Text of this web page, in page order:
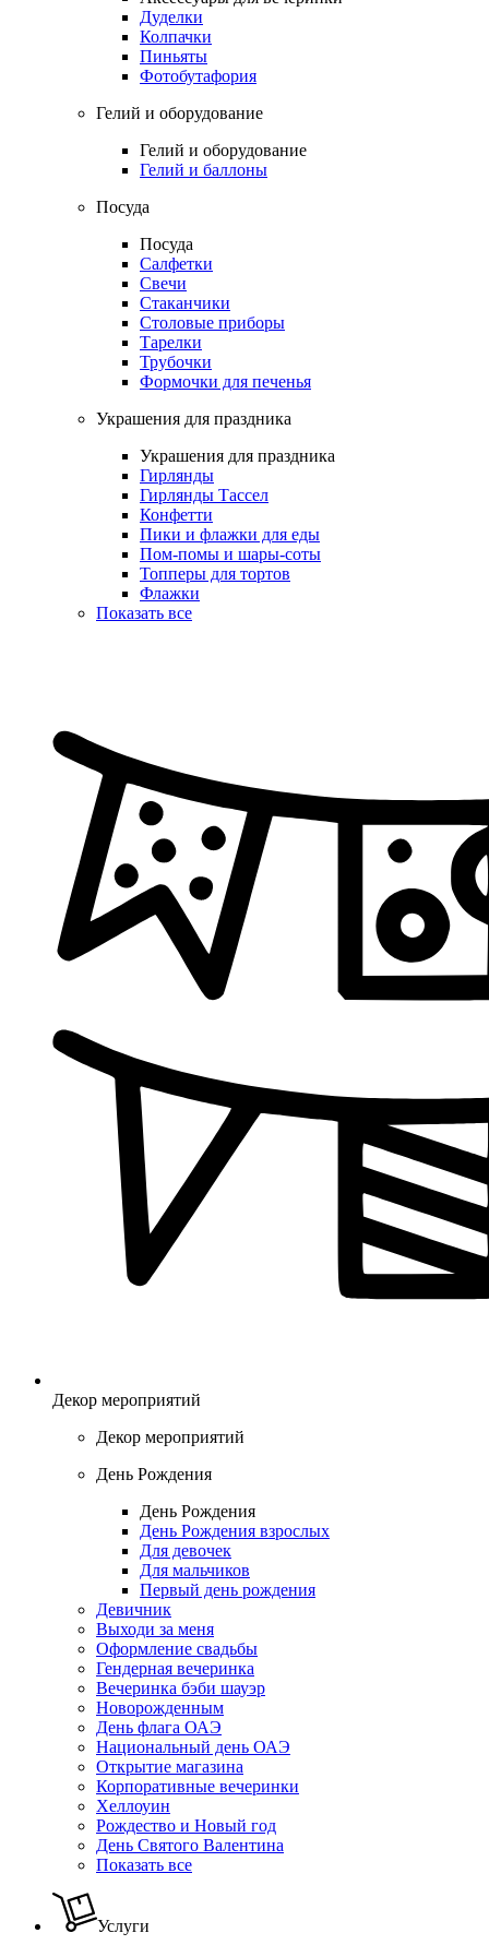
Дуделки
Колпачки
Пиньяты
Фотобутафория
Гелий и оборудование
Гелий и оборудование
Гелий и баллоны
Посуда
Посуда
Салфетки
Свечи
Стаканчики
Столовые приборы
Тарелки
Трубочки
Формочки для печенья
Украшения для праздника
Украшения для праздника
Гирлянды
Гирлянды Тассел
Конфетти
Пики и флажки для еды
Пом-помы и шары-соты
Топперы для тортов
Флажки
Показать все
Декор мероприятий
Декор мероприятий
День Рождения
День Рождения
День Рождения взрослых
Для девочек
Для мальчиков
Первый день рождения
Девичник
Выходи за меня
Оформление свадьбы
Гендерная вечеринка
Вечеринка бэби шауэр
Новорожденным
День флага ОАЭ
Национальный день ОАЭ
Открытие магазина
Корпоративные вечеринки
Хеллоуин
Рождество и Новый год
День Святого Валентина
Показать все
Услуги